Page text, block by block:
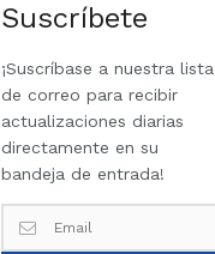
Suscríbete
¡Suscríbase a nuestra lista
de correo para recibir
actualizaciones diarias
directamente en su
bandeja de entrada!